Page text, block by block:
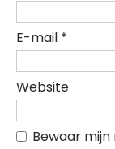
E-mail *
Website
Bewaar